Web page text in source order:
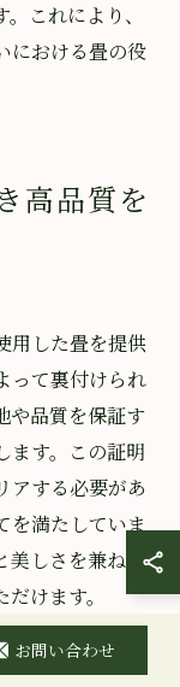
これにより、
における畳の役
高品質を
用した畳を提供
って裏付けられ
や品質を保証す
ます。この証明
アする必要があ
を満たしていま
美しさを兼ね備
けます。
お問い合わせ